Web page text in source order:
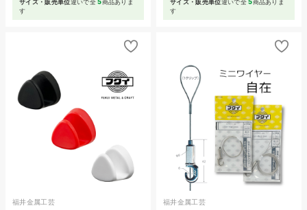
サイズ・販売単位違いで全
商品ありま
す
サイズ・販売単位違いで全
商品ありま
す
福井金属工芸 福井金属工芸